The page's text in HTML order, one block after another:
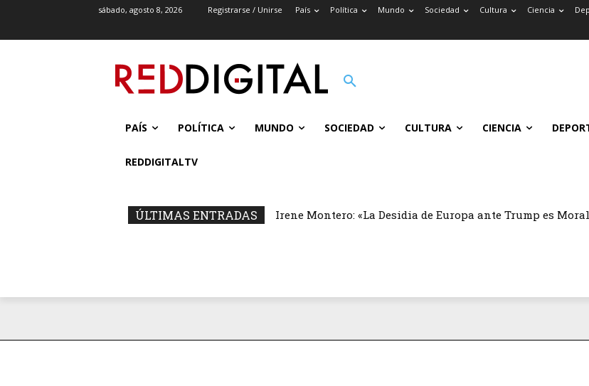
sábado, agosto 8, 2026 Registrarse / Unirse País Política Mundo Sociedad Cultura Ciencia
PAÍS POLÍTICA MUNDO SOCIEDAD CULTURA CIENCIA
REDDIGITALTV
ÚLTIMAS ENTRADAS Irene Montero: «La Desidia de Europa ante Trump es